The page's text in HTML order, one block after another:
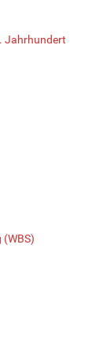
Jahrhundert